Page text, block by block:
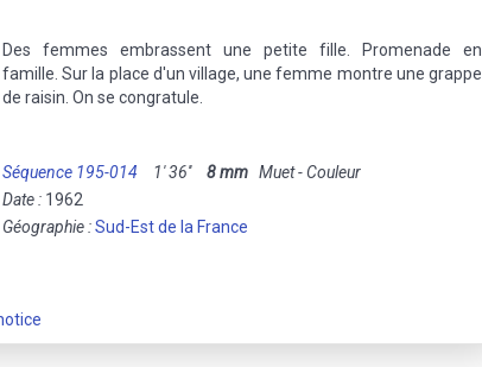
Des femmes embrassent une petite fille. Promenade en
famille. Sur la place d'un village, une femme montre une grappe
de raisin. On se congratule.
Séquence 195-014 1' 36'' 8 mm Muet - Couleur
Date : 1962
Géographie :Sud-Est de la France